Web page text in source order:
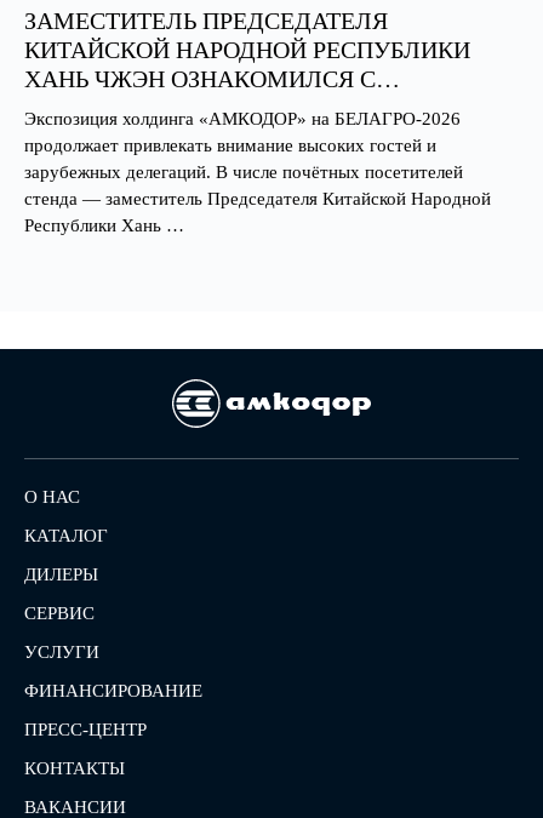
ЗАМЕСТИТЕЛЬ ПРЕДСЕДАТЕЛЯ
КИТАЙСКОЙ НАРОДНОЙ РЕСПУБЛИКИ
ХАНЬ ЧЖЭН ОЗНАКОМИЛСЯ С
ЭКСПОЗИЦИЕЙ ХОЛДИНГА «АМКОДОР»
Экспозиция холдинга «АМКОДОР» на БЕЛАГРО-2026
продолжает привлекать внимание высоких гостей и
зарубежных делегаций. В числе почётных посетителей
стенда — заместитель Председателя Китайской Народной
Республики Хань …
О НАС
КАТАЛОГ
ДИЛЕРЫ
СЕРВИС
УСЛУГИ
ФИНАНСИРОВАНИЕ
ПРЕСС-ЦЕНТР
КОНТАКТЫ
ВАКАНСИИ